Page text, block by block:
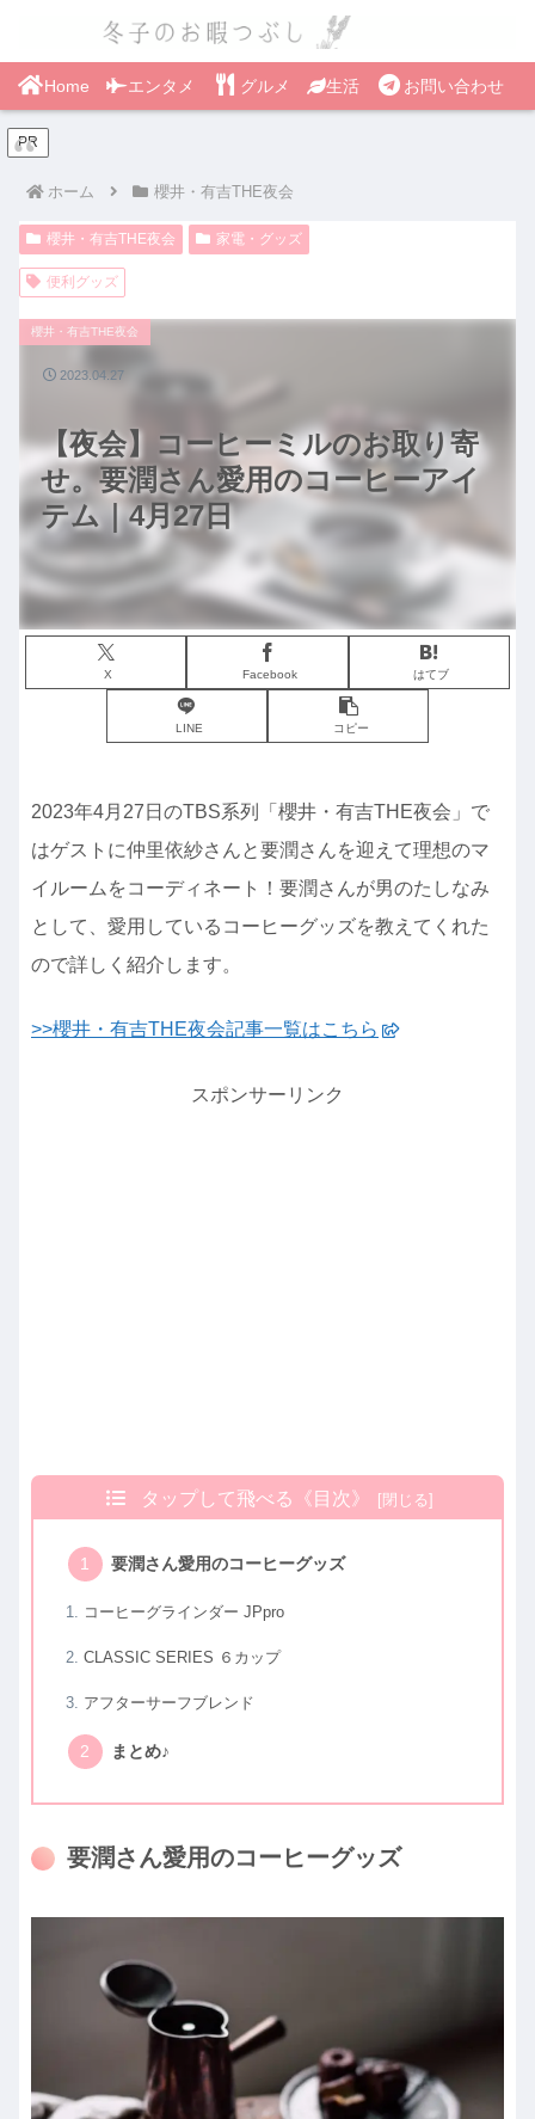
Home エンタメ グルメ 生活 お問い合わせ
PR
ホーム 櫻井・有吉THE夜会
櫻井・有吉THE夜会 家電・グッズ
便利グッズ
【夜会】コーヒーミルのお取り寄
せ。要潤さん愛用のコーヒーアイ
テム｜4月27日
櫻井・有吉THE夜会
X Facebook はてブ
LINE コピー
2023.04.27
2023年4月27日のTBS系列「櫻井・有吉THE夜会」で
はゲストに仲里依紗さんと要潤さんを迎えて理想のマ
イルームをコーディネート！要潤さんが男のたしなみ
として、愛用しているコーヒーグッズを教えてくれた
ので詳しく紹介します。
>>櫻井・有吉THE夜会記事一覧はこちら
スポンサーリンク
タップして飛べる《目次》
要潤さん愛用のコーヒーグッズ
コーヒーグラインダー JPpro
CLASSIC SERIES ６カップ
アフターサーフブレンド
まとめ♪
要潤さん愛用のコーヒーグッズ